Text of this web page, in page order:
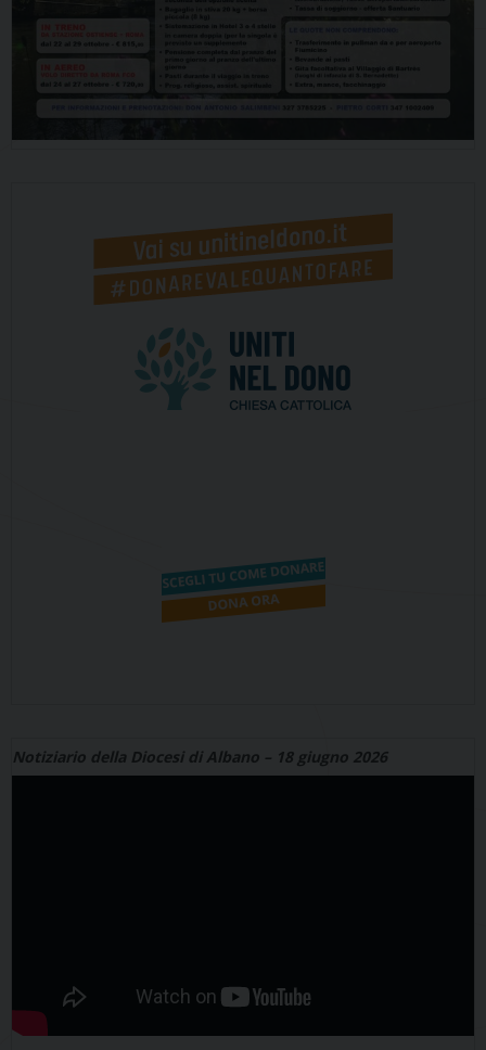
Notiziario della Diocesi di Albano – 18 giugno 2026